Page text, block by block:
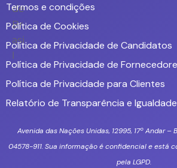
Termos e condições
Política de Cookies
Política de Privacidade de Candidatos
Política de Privacidade de
Política de Privacidade para Clientes
Relatório de Transparência e
Avenida das Nações Unidas, 12995, 17º Andar –
04578-911. Sua informação é confidencial e está
pela LGPD.